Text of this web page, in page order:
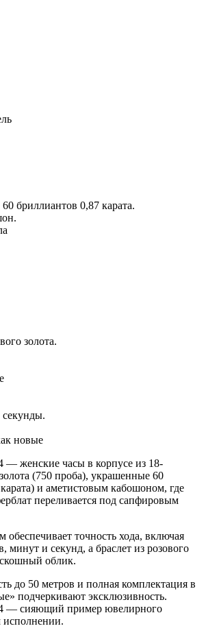
60 бриллиантов 0,87 карата.
золота.
новые
— женские часы в корпусе из 18-
(750 проба), украшенные 60
и аметистовым кабошоном, где
переливается под сапфировым
точность хода, включая
минут и секунд, а браслет из розового
облик.
до 50 метров и полная комплектация в
подчеркивают эксклюзивность.
— сияющий пример ювелирного
исполнении.